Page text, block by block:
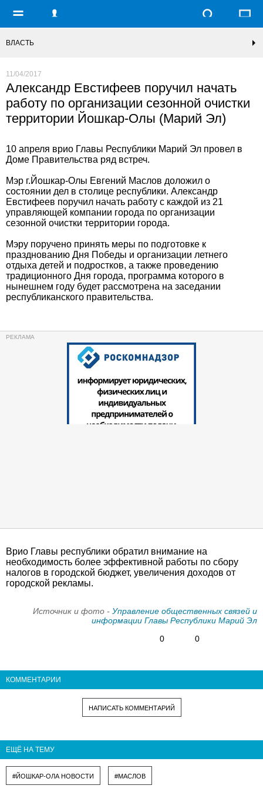
ВЛАСТЬ
11/04/2017
Александр Евстифеев поручил начать
работу по организации сезонной очистки
территории Йошкар-Олы (Марий Эл)
10 апреля врио Главы Республики Марий Эл провел в
Доме Правительства ряд встреч.
Мэр г.Йошкар-Олы Евгений Маслов доложил о
состоянии дел в столице республики. Александр
Евстифеев поручил начать работу с каждой из 21
управляющей компании города по организации
сезонной очистки территории города.
Мэру поручено принять меры по подготовке к
празднованию Дня Победы и организации летнего
отдыха детей и подростков, а также проведению
традиционного Дня города, программа которого в
нынешнем году будет рассмотрена на заседании
республиканского правительства.
Врио Главы республики обратил внимание на
необходимость более эффективной работы по сбору
налогов в городской бюджет, увеличения доходов от
городской рекламы.
Источник и фото - Управление общественных связей и
информации Главы Республики Марий Эл
0
0
КОММЕНТАРИИ
НАПИСАТЬ КОММЕНТАРИЙ
ЕЩЁ НА ТЕМУ
#ЙОШКАР-ОЛА НОВОСТИ #МАСЛОВ